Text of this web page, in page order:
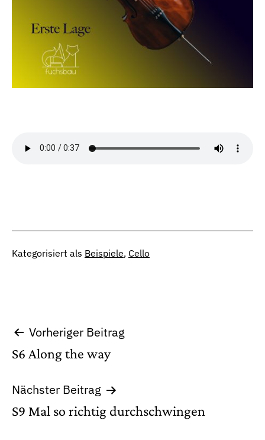
Kategorisiert als Beispiele, Cello
Beitragsnavigation
Vorheriger Beitrag
S6 Along the way
Nächster Beitrag
S9 Mal so richtig durchschwingen